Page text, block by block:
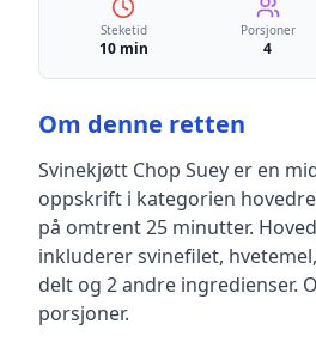
Steketid
10 min
Porsjoner
4
Om denne retten
Svinekjøtt Chop Suey er en
oppskrift i kategorien
på omtrent 25 minutter.
inkluderersvinefilet,
delt og 2 andre ingredienser.
porsjoner.